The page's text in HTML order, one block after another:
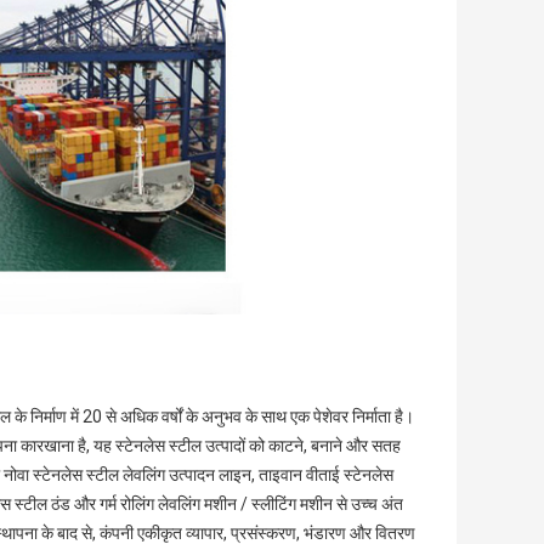
में 20 से अधिक वर्षों के अनुभव के साथ एक पेशेवर निर्माता है।
कारखाना है, यह स्टेनलेस स्टील उत्पादों को काटने, बनाने और सतह
स्टेनलेस स्टील लेवलिंग उत्पादन लाइन, ताइवान वीताई स्टेनलेस
स्टील ठंड और गर्म रोलिंग लेवलिंग मशीन / स्लीटिंग मशीन से उच्च अंत
के बाद से, कंपनी एकीकृत व्यापार, प्रसंस्करण, भंडारण और वितरण